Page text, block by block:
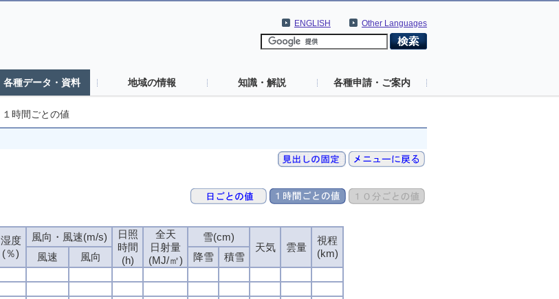
Other Languages
ENGLISH
各種データ・資料 地域の情報 知識・解説 各種申請・ご案内
１時間ごとの値
湿度
(％)
風向・風速(m/s)
日照
時間
(h)
全天
日射量
(MJ/㎡)
雪(cm)
天気
雲量
視程
(km)
風速 風向 降雪
積雪